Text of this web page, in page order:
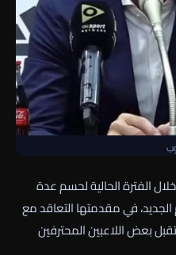
الفترة الحالية لحسم عدة
في مقدمتها التعاقد مع
بعض اللاعبين المحترفين